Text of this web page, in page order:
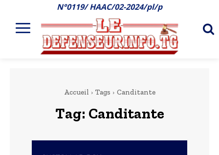
N°0119/ HAAC/02-2024/pl/p
Accueil Tags Canditante
Tag: Canditante